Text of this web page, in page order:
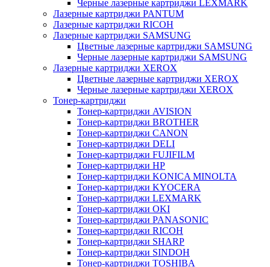
Черные лазерные картриджи LEXMARK
Лазерные картриджи PANTUM
Лазерные картриджи RICOH
Лазерные картриджи SAMSUNG
Цветные лазерные картриджи SAMSUNG
Черные лазерные картриджи SAMSUNG
Лазерные картриджи XEROX
Цветные лазерные картриджи XEROX
Черные лазерные картриджи XEROX
Тонер-картриджи
Тонер-картриджи AVISION
Тонер-картриджи BROTHER
Тонер-картриджи CANON
Тонер-картриджи DELI
Тонер-картриджи FUJIFILM
Тонер-картриджи HP
Тонер-картриджи KONICA MINOLTA
Тонер-картриджи KYOCERA
Тонер-картриджи LEXMARK
Тонер-картриджи OKI
Тонер-картриджи PANASONIC
Тонер-картриджи RICOH
Тонер-картриджи SHARP
Тонер-картриджи SINDOH
Тонер-картриджи TOSHIBA